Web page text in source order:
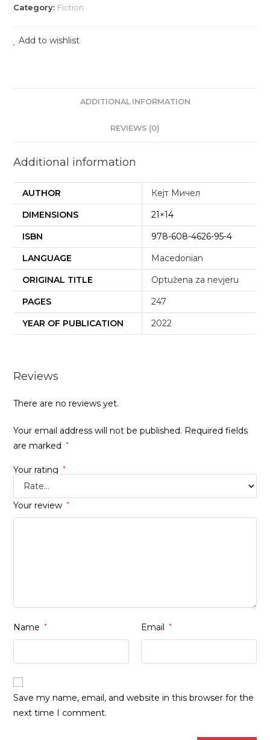
quantity
Category: Fiction
Add to wishlist
ADDITIONAL INFORMATION
REVIEWS (0)
Additional information
AUTHOR
Кејт Мичел
DIMENSIONS
21×14
ISBN
978-608-4626-95-4
LANGUAGE
Macedonian
ORIGINAL TITLE
Optužena za nevjeru
PAGES
247
YEAR OF PUBLICATION
2022
Reviews
There are no reviews yet.
Your email address will not be published. Required fields
are marked
*
Your rating *
Your review *
Name * Email *
Save my name, email, and website in this browser for the
next time I comment.